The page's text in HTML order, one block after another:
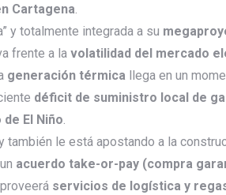
Cartagena
y totalmente integrada a su
frente a la volatilidad del mercado
generación térmica llega en un
déficit de suministro local de
El Niño
también le está apostando a la
acuerdo take-or-pay (compra
servicios de logística y